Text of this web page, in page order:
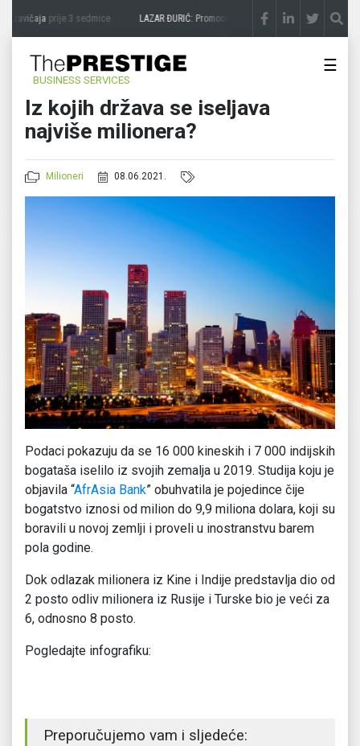
zavičajaprije 3 sedmice LAZAR ĐURIĆ: Promocija potencijal pretvara u destinaciju
BUSINESS SERVICES
☰
Iz kojih država se iseljava
najviše milionera?
Milioneri 08.06.2021.
Podaci pokazuju da se 16 000 kineskih i 7 000 indijskih
bogataša iselilo iz svojih zemalja u 2019. Studija koju je
objavila “AfrAsia Bank” obuhvatila je pojedince čije
bogatstvo iznosi od milion do 9,9 miliona dolara, koji su
boravili u novoj zemlji i proveli u inostranstvu barem
pola godine.
Dok odlazak milionera iz Kine i Indije predstavlja dio od
2 posto odliv milionera iz Rusije i Turske bio je veći za
6, odnosno 8 posto.
Pogledajte infografiku:
Preporučujemo vam i sljedeće: